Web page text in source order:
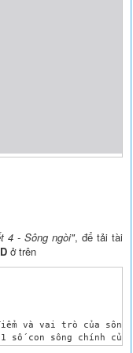
4 - Sông ngòi", để tải tài
ở trên
và vai trò của
con sông chính
vai trò to lớn của